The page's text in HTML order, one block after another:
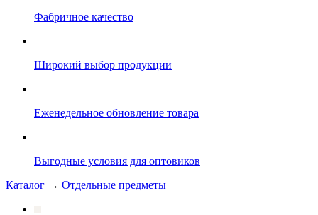
Фабричное качество
Широкий выбор продукции
Еженедельное обновление товара
Выгодные условия для оптовиков
Каталог → Отдельные предметы